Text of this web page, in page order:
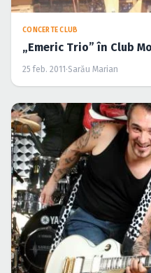
Caută în site...
CONCERTE CLUB
„Emeric Trio” în Club
25 feb. 2011·Sarău Marian